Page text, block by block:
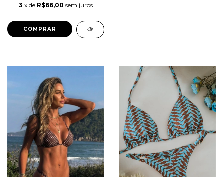
3 x de R$66,00 sem juros
COMPRAR